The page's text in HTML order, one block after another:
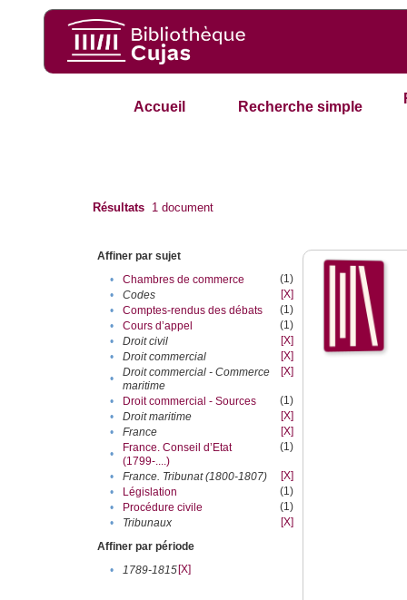
Accueil Recherche simple
Résultats 1 document
Affiner par sujet
•
Chambres de commerce
(1)
•
Codes
[X]
•
Comptes-rendus des débats
(1)
•
Cours d’appel
(1)
•
Droit civil
[X]
•
Droit commercial
[X]
•
Droit commercial - Commerce
maritime
[X]
• Droit commercial - Sources
(1)
•
Droit maritime
[X]
•
France
[X]
•
France. Conseil d’Etat
(1799-....)
(1)
• France. Tribunat (1800-1807)
[X]
•
Législation
(1)
•
Procédure civile
(1)
•
Tribunaux
[X]
Affiner par période
•
1789-1815[X]